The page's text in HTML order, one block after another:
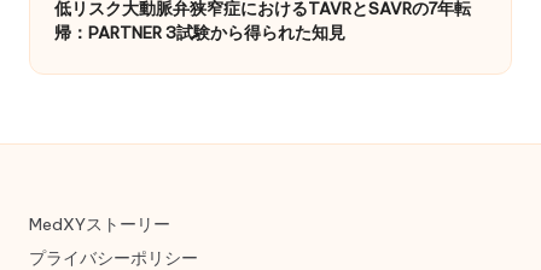
低リスク大動脈弁狭窄症におけるTAVRとSAVRの7年転
帰：PARTNER 3試験から得られた知見
MedXYストーリー
プライバシーポリシー